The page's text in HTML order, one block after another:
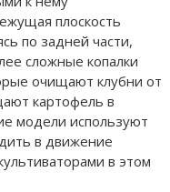
плоскость
по задней части,
сложные копалки
очищают клубни от
картофель в
модели используют
в движение
в этом